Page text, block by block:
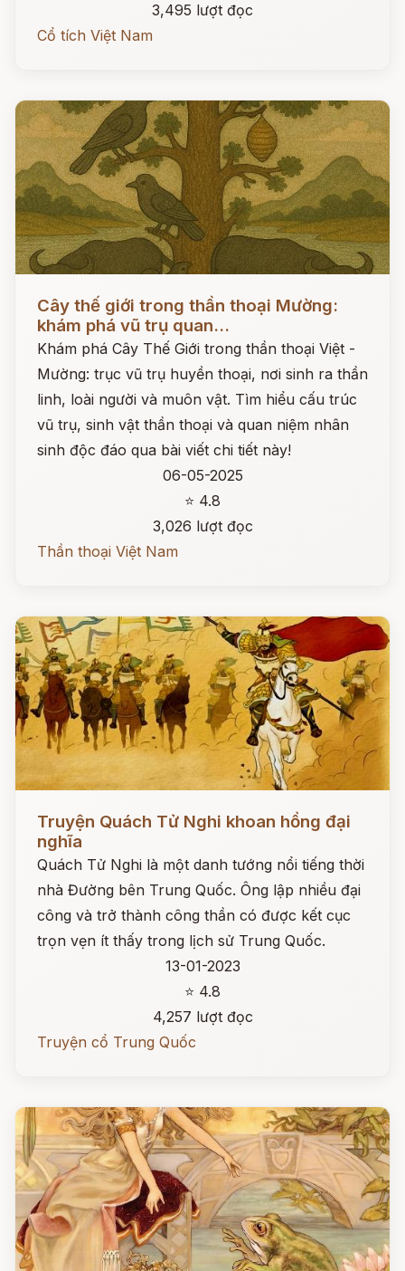
3,495 lượt đọc
Cổ tích Việt Nam
Cây thế giới trong thần thoại Mường:
khám phá vũ trụ quan...
Khám phá Cây Thế Giới trong thần thoại Việt -
Mường: trục vũ trụ huyền thoại, nơi sinh ra thần
linh, loài người và muôn vật. Tìm hiểu cấu trúc
vũ trụ, sinh vật thần thoại và quan niệm nhân
sinh độc đáo qua bài viết chi tiết này!
06-05-2025
⭐ 4.8
3,026 lượt đọc
Thần thoại Việt Nam
Truyện Quách Tử Nghi khoan hồng đại
nghĩa
Quách Tử Nghi là một danh tướng nổi tiếng thời
nhà Đường bên Trung Quốc. Ông lập nhiều đại
công và trở thành công thần có được kết cục
trọn vẹn ít thấy trong lịch sử Trung Quốc.
13-01-2023
⭐ 4.8
4,257 lượt đọc
Truyện cổ Trung Quốc